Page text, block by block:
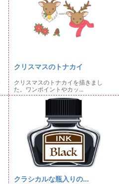
クリスマスのトナカイ
クリスマスのトナカイを描きまし
た。ワンポイントやカッ...
クラシカルな瓶入りの...